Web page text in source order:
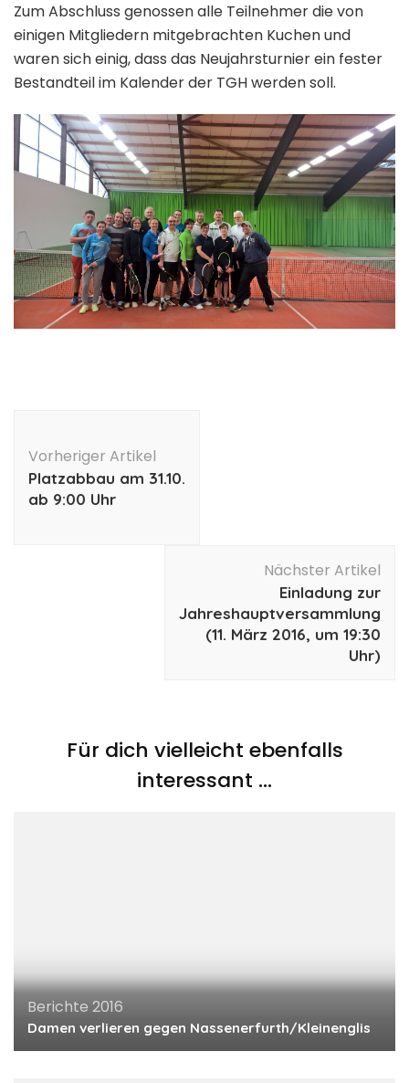
Zum Abschluss genossen alle Teilnehmer die von
einigen Mitgliedern mitgebrachten Kuchen und
waren sich einig, dass das Neujahrsturnier ein fester
Bestandteil im Kalender der TGH werden soll.
Vorheriger Artikel
Platzabbau am 31.10.
ab 9:00 Uhr
Nächster Artikel
Einladung zur
Jahreshauptversammlung
(11. März 2016, um 19:30
Uhr)
Für dich vielleicht ebenfalls
interessant …
Berichte 2016
Damen verlieren gegen Nassenerfurth/Kleinenglis